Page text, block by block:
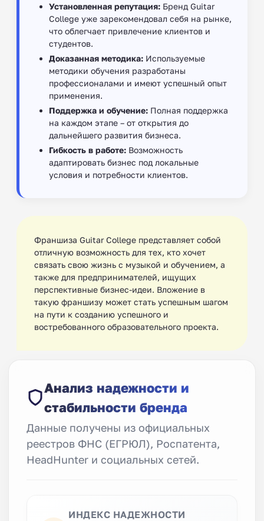
Установленная репутация: Бренд Guitar
College уже зарекомендовал себя на рынке,
что облегчает привлечение клиентов и
студентов.
Доказанная методика: Используемые
методики обучения разработаны
профессионалами и имеют успешный опыт
применения.
Поддержка и обучение: Полная поддержка
на каждом этапе – от открытия до
дальнейшего развития бизнеса.
Гибкость в работе: Возможность
адаптировать бизнес под локальные
условия и потребности клиентов.
Франшиза Guitar College представляет собой
отличную возможность для тех, кто хочет
связать свою жизнь с музыкой и обучением, а
также для предпринимателей, ищущих
перспективные бизнес-идеи. Вложение в
такую франшизу может стать успешным шагом
на пути к созданию успешного и
востребованного образовательного проекта.
Анализ надежности и
стабильности бренда
Данные получены из официальных
реестров ФНС (ЕГРЮЛ), Роспатента,
HeadHunter и социальных сетей.
ИНДЕКС НАДЕЖНОСТИ